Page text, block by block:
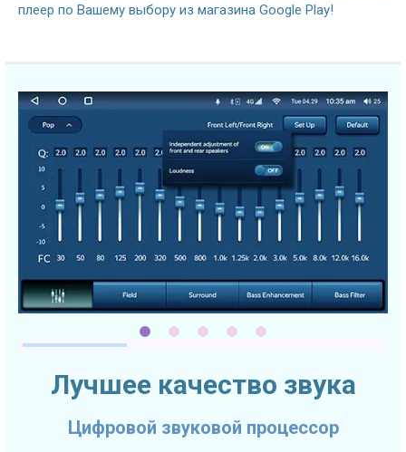
плеер по Вашему выбору из магазина Google Play!
Лучшее качество звука
Цифровой звуковой процессор